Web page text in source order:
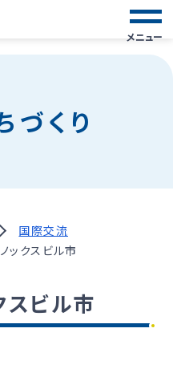
メニュー
づくり
国際交流
ックスビル市
ビル市